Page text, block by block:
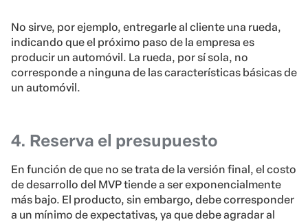
No sirve, por ejemplo, entregarle al cliente una rueda,
indicando que el próximo paso de la empresa es
producir un automóvil. La rueda, por sí sola, no
corresponde a ninguna de las características básicas de
un automóvil.
4. Reserva el presupuesto
En función de que no se trata de la versión final, el costo
de desarrollo del MVP tiende a ser exponencialmente
más bajo. El producto, sin embargo, debe corresponder
a un mínimo de expectativas, ya que debe agradar al